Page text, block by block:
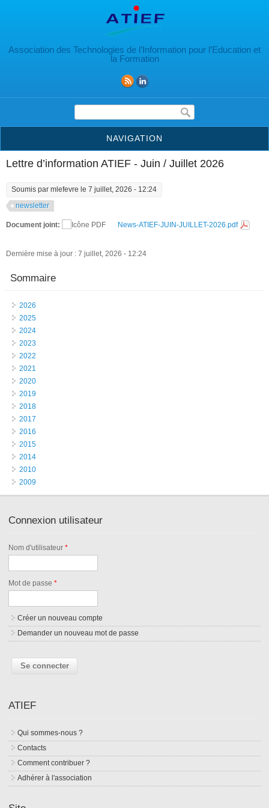
Association des Technologies de l’Information pour l’Education et
la Formation
Formulaire de recherche
NAVIGATION
Lettre d’information ATIEF - Juin / Juillet 2026
Soumis par mlefevre le 7 juillet, 2026 - 12:24
newsletter
Document joint: News-ATIEF-JUIN-JUILLET-2026.pdf
Dernière mise à jour : 7 juillet, 2026 - 12:24
Sommaire
2026
2025
2024
2023
2022
2021
2020
2019
2018
2017
2016
2015
2014
2010
2009
Connexion utilisateur
Nom d'utilisateur*
Mot de passe*
Créer un nouveau compte
Demander un nouveau mot de passe
ATIEF
Qui sommes-nous ?
Contacts
Comment contribuer ?
Adhérer à l'association